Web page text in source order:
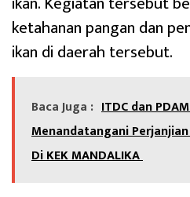
ketahanan pangan dan
ikan di daerah tersebut.
Baca Juga : ITDC dan
Menandatangani
Di KEK MANDALIKA